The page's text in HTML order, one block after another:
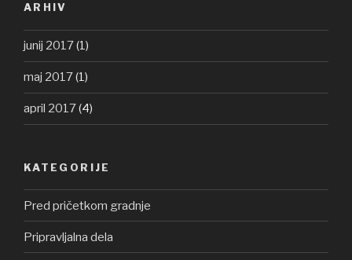
ARHIV
junij 2017(1)
maj 2017(1)
april 2017(4)
KATEGORIJE
Pred pričetkom gradnje
Pripravljalna dela